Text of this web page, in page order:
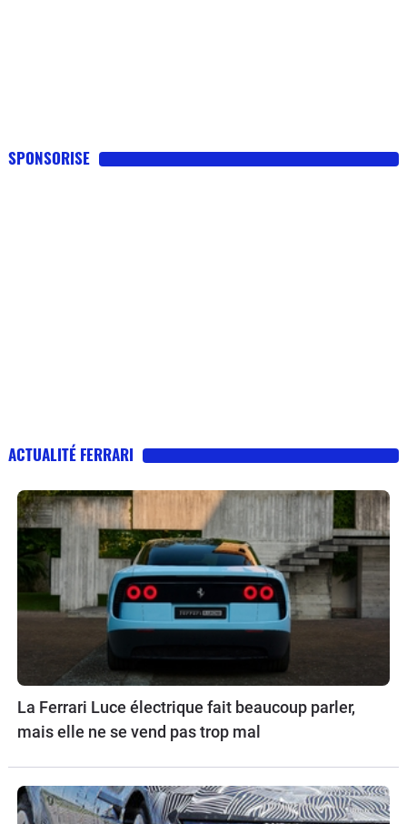
SPONSORISE
ACTUALITÉ FERRARI
La Ferrari Luce électrique fait beaucoup parler,
mais elle ne se vend pas trop mal